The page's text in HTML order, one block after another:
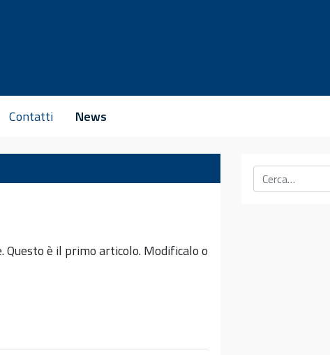
Contatti News
è il primo articolo. Modificalo o
Cerca